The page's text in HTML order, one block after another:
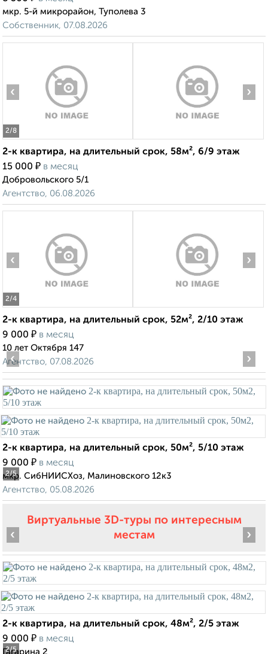
мкр. 5-й микрорайон, Туполева 3
Собственник, 07.08.2026
2/8
‹ ›
2-к квартира, на длительный срок, 58м², 6/9 этаж
15 000 ₽ в месяц
Добровольского 5/1
Агентство, 06.08.2026
2/4
‹ ›
2-к квартира, на длительный срок, 52м², 2/10 этаж
9 000 ₽ в месяц
10 лет Октября 147
Агентство, 07.08.2026
2/5
‹ ›
2-к квартира, на длительный срок, 50м², 5/10 этаж
9 000 ₽ в месяц
мкр. СибНИИСХоз, Малиновского 12к3
Агентство, 05.08.2026
Виртуальные 3D-туры по интересным
местам
2/5
‹ ›
2-к квартира, на длительный срок, 48м², 2/5 этаж
9 000 ₽ в месяц
Гагарина 2